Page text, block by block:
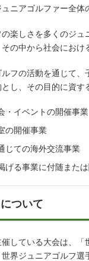
ニアゴルファー全体
の楽しさを多くのジ
の中から社会におけ
ルフの活動を通じて
し、その目的に資す
・イベントの開催事業
の開催事業
じての海外交流事業
げる事業に付随また
ついて
催している大会は、
界ジュニアゴルフ選